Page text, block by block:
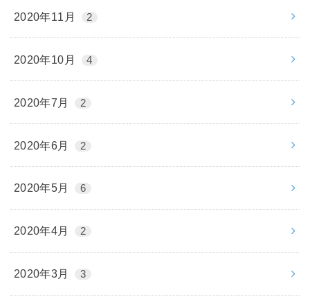
2020年11月 2
2020年10月 4
2020年7月 2
2020年6月 2
2020年5月 6
2020年4月 2
2020年3月 3